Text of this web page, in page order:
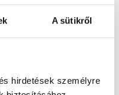
A sütikről
hirdetések személyre
egyike annak a
IT-cégnek, amelyek
Cloud Partner
és a